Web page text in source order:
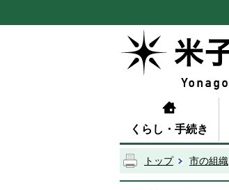
くらし・手続き
トップ 市の組織